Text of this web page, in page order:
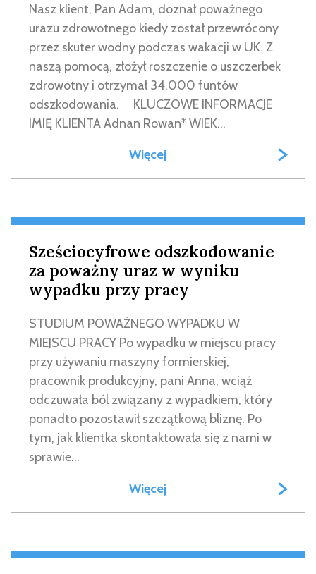
Nasz klient, Pan Adam, doznał poważnego
urazu zdrowotnego kiedy został przewrócony
przez skuter wodny podczas wakacji w UK. Z
naszą pomocą, złożył roszczenie o uszczerbek
zdrowotny i otrzymał 34,000 funtów
odszkodowania. KLUCZOWE INFORMACJE
IMIĘ KLIENTA Adnan Rowan* WIEK...
Więcej
Sześciocyfrowe odszkodowanie
za poważny uraz w wyniku
wypadku przy pracy
STUDIUM POWAŻNEGO WYPADKU W
MIEJSCU PRACY Po wypadku w miejscu pracy
przy używaniu maszyny formierskiej,
pracownik produkcyjny, pani Anna, wciąż
odczuwała ból związany z wypadkiem, który
ponadto pozostawił szczątkową bliznę. Po
tym, jak klientka skontaktowała się z nami w
sprawie...
Więcej